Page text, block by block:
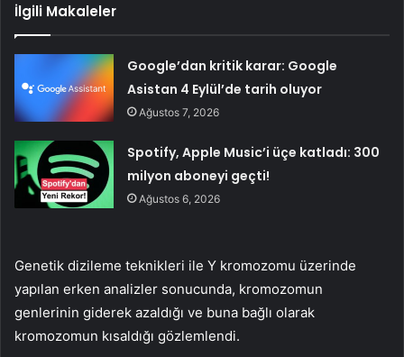
İlgili Makaleler
Google’dan kritik karar: Google
Asistan 4 Eylül’de tarih oluyor
Ağustos 7, 2026
Spotify, Apple Music’i üçe katladı: 300
milyon aboneyi geçti!
Ağustos 6, 2026
Genetik dizileme teknikleri ile Y kromozomu üzerinde
yapılan erken analizler sonucunda, kromozomun
genlerinin giderek azaldığı ve buna bağlı olarak
kromozomun kısaldığı gözlemlendi.